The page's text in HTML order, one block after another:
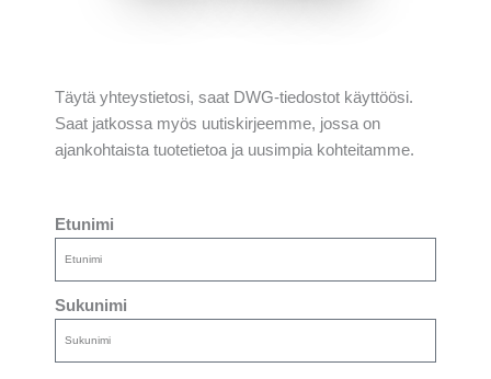
Täytä yhteystietosi, saat DWG-tiedostot käyttöösi.
Saat jatkossa myös uutiskirjeemme, jossa on
ajankohtaista tuotetietoa ja uusimpia kohteitamme.
Etunimi
Sukunimi